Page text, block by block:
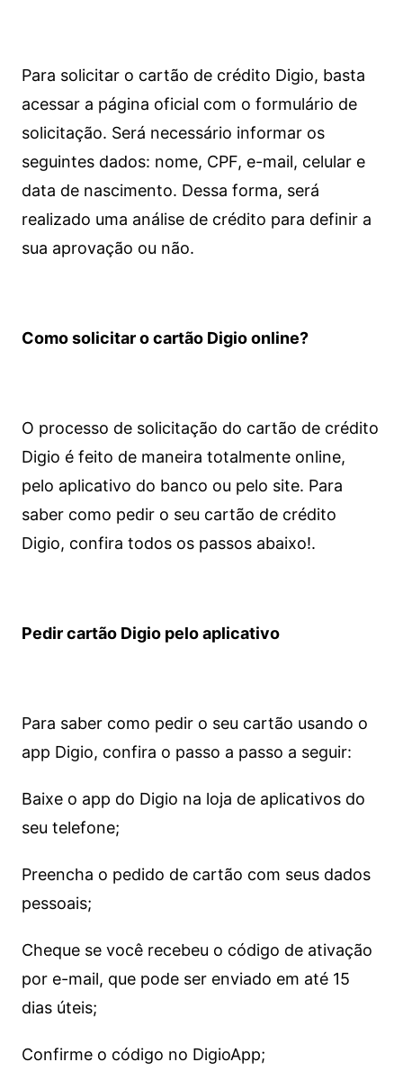
Para solicitar o cartão de crédito Digio, basta
acessar a página oficial com o formulário de
solicitação. Será necessário informar os
seguintes dados: nome, CPF, e-mail, celular e
data de nascimento. Dessa forma, será
realizado uma análise de crédito para definir a
sua aprovação ou não.
Como solicitar o cartão Digio online?
O processo de solicitação do cartão de crédito
Digio é feito de maneira totalmente online,
pelo aplicativo do banco ou pelo site. Para
saber como pedir o seu cartão de crédito
Digio, confira todos os passos abaixo!.
Pedir cartão Digio pelo aplicativo
Para saber como pedir o seu cartão usando o
app Digio, confira o passo a passo a seguir:
Baixe o app do Digio na loja de aplicativos do
seu telefone;
Preencha o pedido de cartão com seus dados
pessoais;
Cheque se você recebeu o código de ativação
por e-mail, que pode ser enviado em até 15
dias úteis;
Confirme o código no DigioApp;